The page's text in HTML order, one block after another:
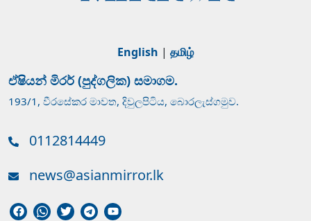
English | தமிழ்
ඒෂියන් මිරර් (පුද්ගලික) සමාගම.
193/1, වීරසේකර මාවත, දිවුලපිටිය, බොරලැස්ගමුව.
0112814449
news@asianmirror.lk